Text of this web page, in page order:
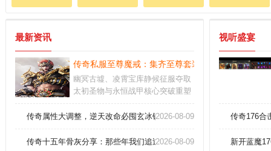
最新资讯
传奇私服至尊魔戒：集齐至尊套装，碾压全服无人敌
幽冥古墟、凌霄宝库静候征服夺取
太初圣物与永恒战甲核心突破重塑
源战隐藏剧情解锁前提需完成特殊
传奇属性大调整，逆天改命必囤玄冰铁！2026-08-09
传奇十五年骨灰分享：那些年我们追过的极品神装！
2026-08-09
视听盛宴
传奇176合
新开蓝魔